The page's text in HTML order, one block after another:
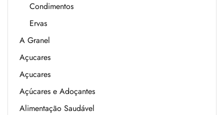
Condimentos
Ervas
A Granel
Açucares
Açucares
Açúcares e Adoçantes
Alimentação Saudável